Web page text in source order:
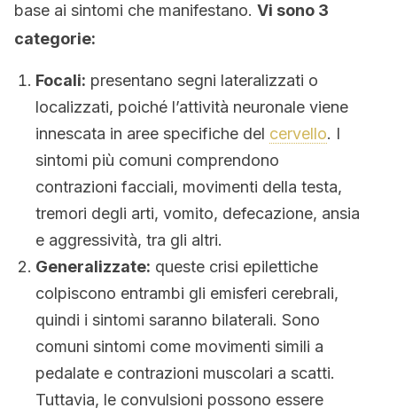
base ai sintomi che manifestano. Vi sono 3
categorie:
Focali: presentano segni lateralizzati o
localizzati, poiché l’attività neuronale viene
innescata in aree specifiche del cervello. I
sintomi più comuni comprendono
contrazioni facciali, movimenti della testa,
tremori degli arti, vomito, defecazione, ansia
e aggressività, tra gli altri.
Generalizzate: queste crisi epilettiche
colpiscono entrambi gli emisferi cerebrali,
quindi i sintomi saranno bilaterali. Sono
comuni sintomi come movimenti simili a
pedalate e contrazioni muscolari a scatti.
Tuttavia, le convulsioni possono essere